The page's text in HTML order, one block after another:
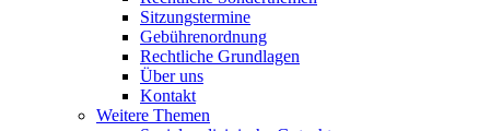
Sitzungstermine
Gebührenordnung
Rechtliche Grundlagen
Über uns
Kontakt
Weitere Themen